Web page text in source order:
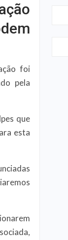
foi
pela
que
esta